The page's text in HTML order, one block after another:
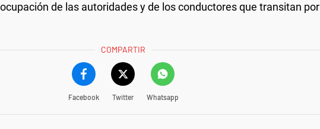
de las autoridades y de los conductores que transitan por
COMPARTIR
Facebook Twitter Whatsapp